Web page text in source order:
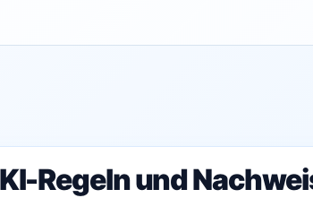
Regeln und